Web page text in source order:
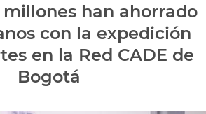
millones han ahorrado
con la expedición
en la Red CADE de
Bogotá